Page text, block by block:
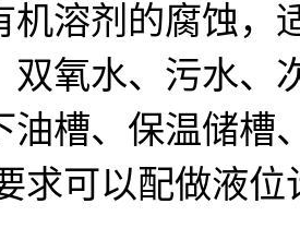
机溶剂的腐蚀，
双氧水、污水、
油槽、保温储槽
求可以配做液